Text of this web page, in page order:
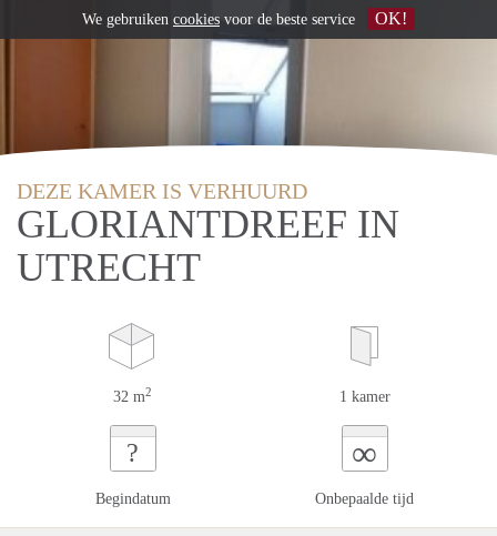
DEZE KAMER IS VERHUURD
GLORIANTDREEF IN
UTRECHT
32 m2 1 kamer
?
Begindatum
∞
Onbepaalde tijd
We gebruiken cookies voor de beste service OK!